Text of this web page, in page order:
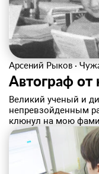
Арсений Рыков ·
Автограф от
Великий ученый и
непревзойденным
клюнул на мою